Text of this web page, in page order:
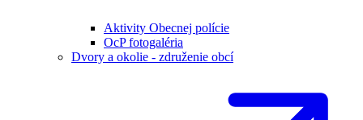
Aktivity Obecnej polície
OcP fotogaléria
Dvory a okolie - združenie obcí